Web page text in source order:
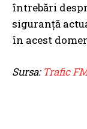
întrebări
siguranță
în acest
Sursa: Trafic